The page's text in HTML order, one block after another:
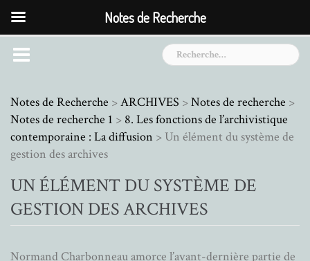
Rechercher :
Notes de Recherche > ARCHIVES > Notes de recherche >
Notes de recherche 1 > 8. Les fonctions de l’archivistique
contemporaine : La diffusion > Un élément du système de
gestion des archives
UN ÉLÉMENT DU SYSTÈME DE
GESTION DES ARCHIVES
Normand Charbonneau amorce l’avant-dernière partie de
Notes de Recherche